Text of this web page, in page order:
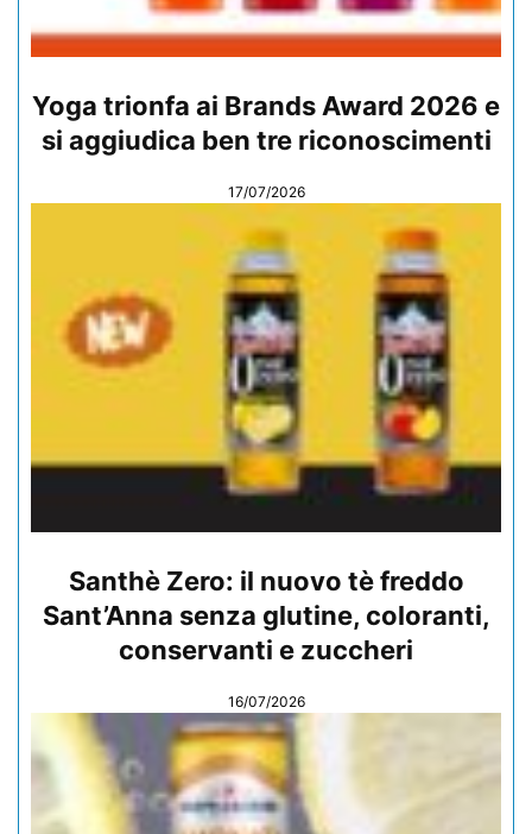
Yoga trionfa ai Brands Award 2026 e
si aggiudica ben tre riconoscimenti
17/07/2026
Santhè Zero: il nuovo tè freddo
Sant’Anna senza glutine, coloranti,
conservanti e zuccheri
16/07/2026